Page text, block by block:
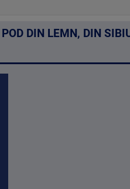
POD DIN LEMN, DIN